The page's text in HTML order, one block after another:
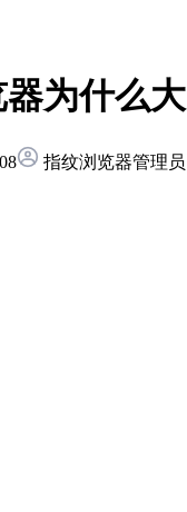
为什么
指纹浏览器管理员